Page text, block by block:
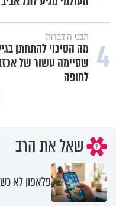
4 תכני הידברות
שסיימה עשור של
לחופה
שאל את הרב
פלאפון לא